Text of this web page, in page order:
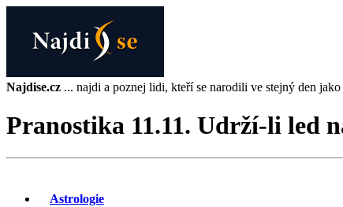
Najdise.cz ... najdi a poznej lidi, kteří se narodili ve stejný den
Pranostika 11.11. Udrží-li led
Astrologie